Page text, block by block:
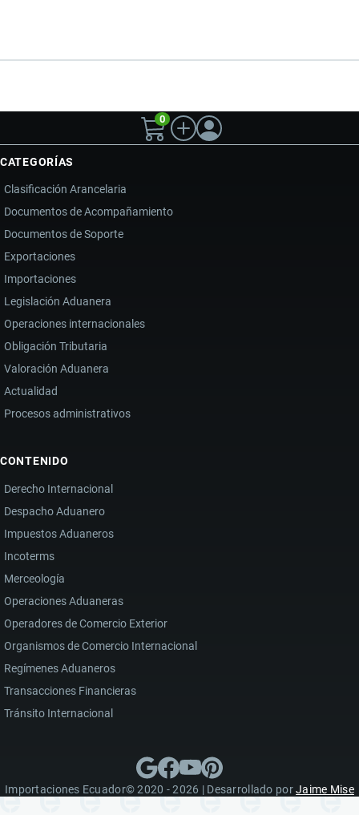
0
CATEGORÍAS
Clasificación Arancelaria
Documentos de Acompañamiento
Documentos de Soporte
Exportaciones
Importaciones
Legislación Aduanera
Operaciones internacionales
Obligación Tributaria
Valoración Aduanera
Actualidad
Procesos administrativos
CONTENIDO
Derecho Internacional
Despacho Aduanero
Impuestos Aduaneros
Incoterms
Merceología
Operaciones Aduaneras
Operadores de Comercio Exterior
Organismos de Comercio Internacional
Regímenes Aduaneros
Transacciones Financieras
Tránsito Internacional
Importaciones Ecuador© 2020 - 2026 | Desarrollado porJaime Mise